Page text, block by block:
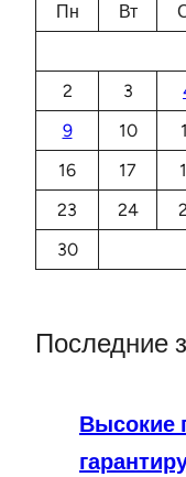
Пн
Вт
2
3
9
10
16
17
23
24
30
Последние
Высокие